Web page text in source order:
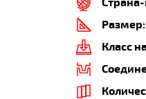
Размер:
Класс